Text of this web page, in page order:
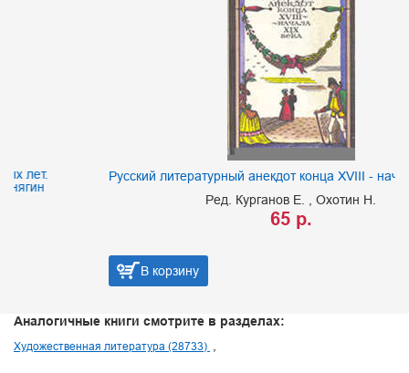
Русский литературный анекдот конца XVIII - начала XIX века
Ред. Курганов Е. Охотин Н.
В корзину
Аналогичные книги смотрите в разделах:
Художественная литература (28733)